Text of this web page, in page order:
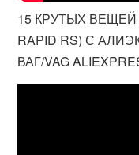
15 КРУТЫХ ВЕЩЕЙ
RAPID RS) С
ВАГ/VAG